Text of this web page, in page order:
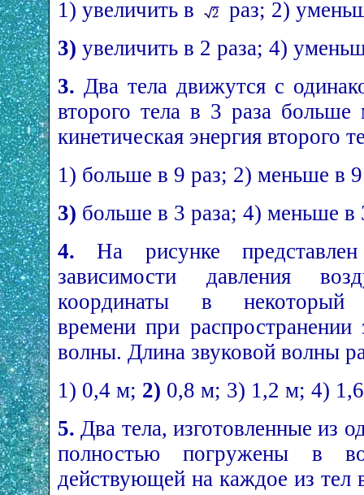
1) увеличить в
раз; 2)
3) увеличить в 2 раза; 4)
3. Два тела движутся с
второго тела в 3 раза
кинетическая энергия второго
1) больше в 9 раз; 2) меньше в
3) больше в 3 раза; 4) меньше в
4. На рисунке
зависимости давления
координаты в некоторый
времени при распространении
волны. Длина звуковой волны
1) 0,4 м; 2) 0,8 м; 3) 1,2 м; 4)
5. Два тела, изготовленные из
полностью погружены в
действующей на каждое из